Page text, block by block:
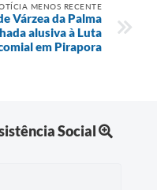
MENOS RECENTE
Várzea da Palma
alusiva à Luta
em Pirapora
Social